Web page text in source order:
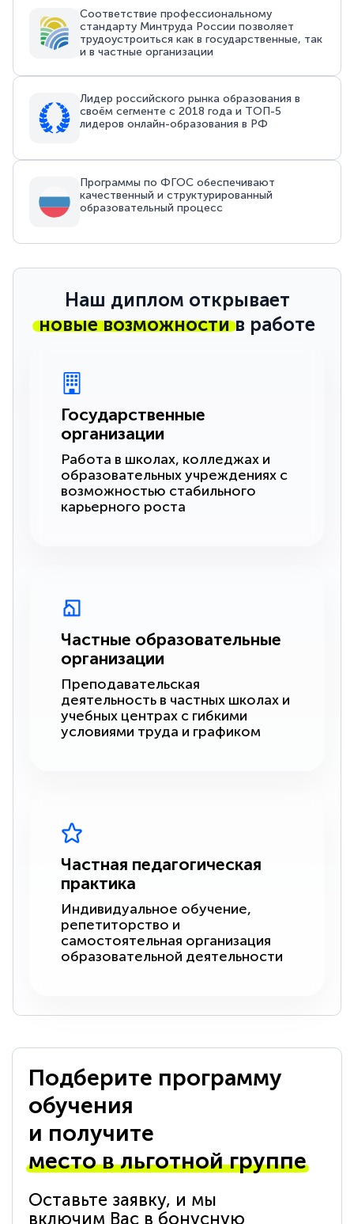
Соответствие профессиональному
стандарту Минтруда России позволяет
трудоустроиться как в государственные, так
и в частные организации
Лидер российского рынка образования в
своём сегменте с 2018 года и ТОП-5
лидеров онлайн-образования в РФ
Программы по ФГОС обеспечивают
качественный и структурированный
образовательный процесс
Наш диплом открывает
новые возможностив работе
Государственные
организации
Работа в школах, колледжах и
образовательных учреждениях с
возможностью стабильного
карьерного роста
Частные образовательные
организации
Преподавательская
деятельность в частных школах и
учебных центрах с гибкими
условиями труда и графиком
Частная педагогическая
практика
Индивидуальное обучение,
репетиторство и
самостоятельная организация
образовательной деятельности
Подберите программу
обучения
и получите
место в льготной группе
Оставьте заявку, и мы
включим Вас в бонусную